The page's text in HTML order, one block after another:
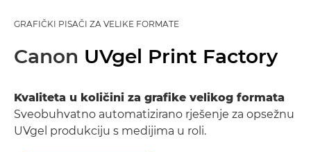
GRAFIČKI PISAČI ZA VELIKE FORMATE
Canon UVgel Print Factory
Kvaliteta u količini za grafike velikog formata
Sveobuhvatno automatizirano rješenje za opsežnu
UVgel produkciju s medijima u roli.